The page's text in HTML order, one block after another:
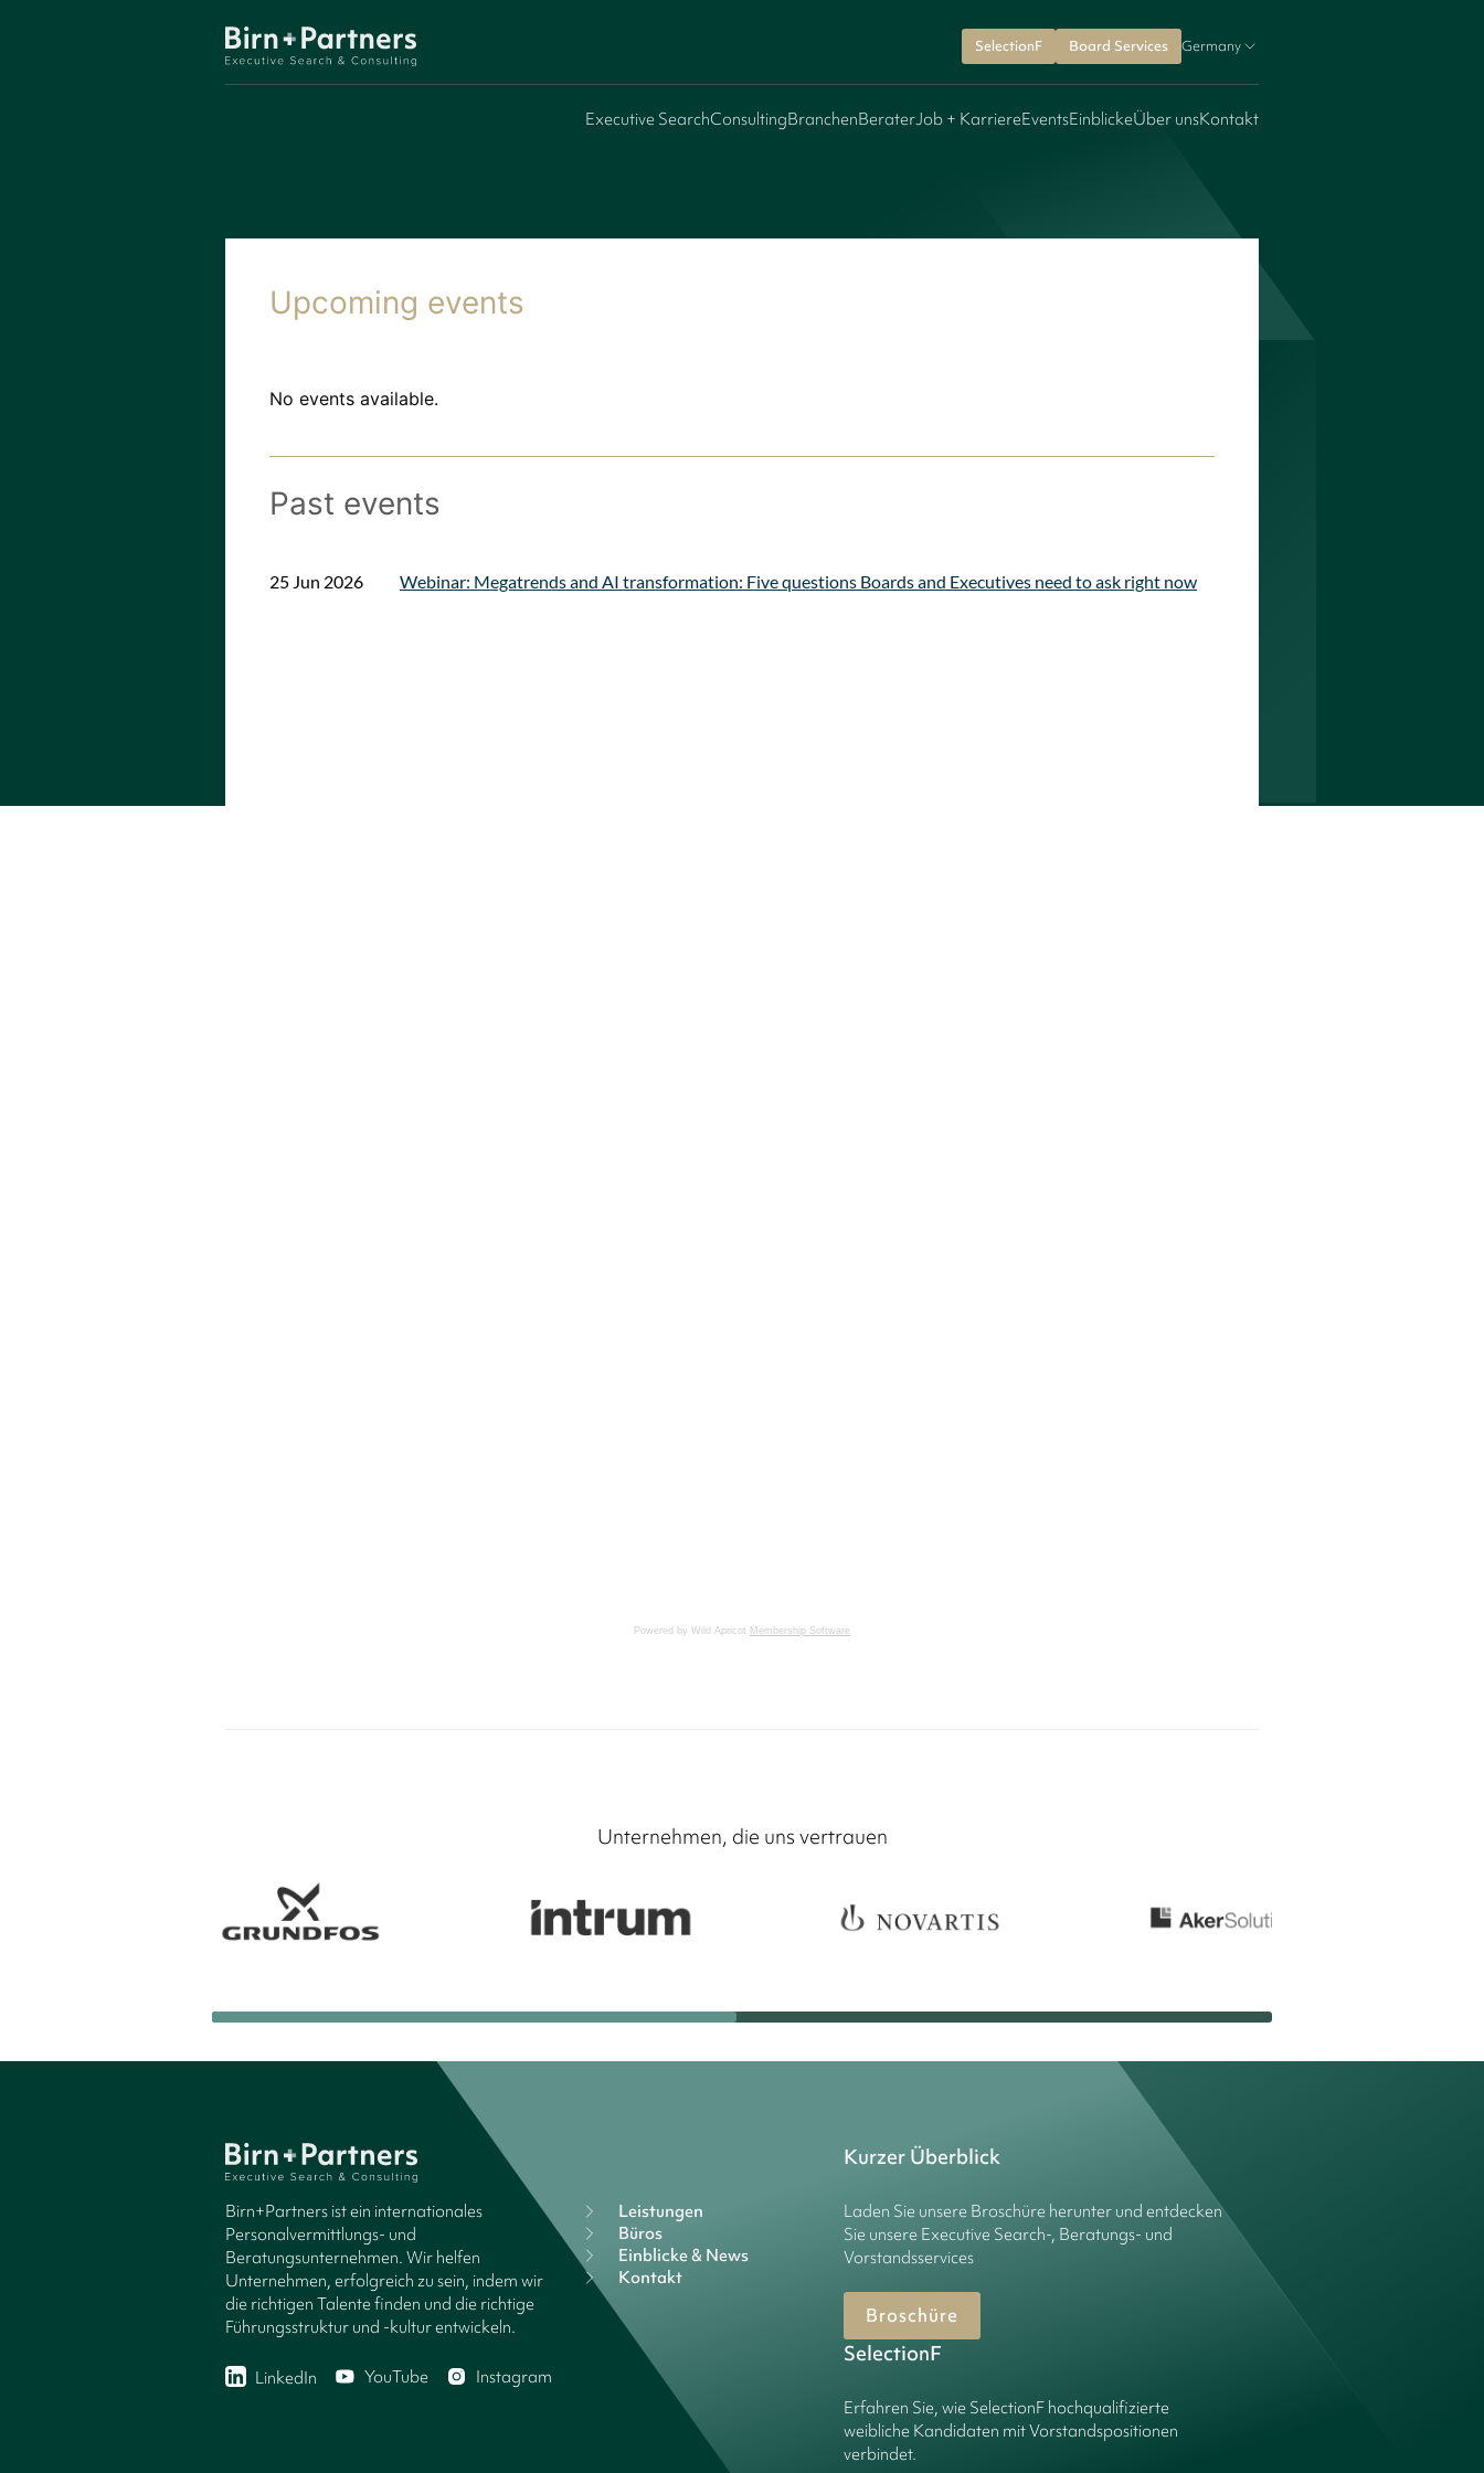
SelectionF Board Services Germany
Executive SearchConsultingBranchenBeraterJob + KarriereEventsEinblickeÜber unsKontakt
Powered by Wild Apricot Membership Software
Unternehmen, die uns vertrauen
Birn+Partners ist ein internationales
Personalvermittlungs- und
Beratungsunternehmen. Wir helfen
Unternehmen, erfolgreich zu sein, indem wir
die richtigen Talente finden und die richtige
Führungsstruktur und -kultur entwickeln.
LinkedIn YouTube Instagram
Leistungen
Büros
Einblicke & News
Kontakt
Kurzer Überblick
Laden Sie unsere Broschüre herunter und entdecken
Sie unsere Executive Search-, Beratungs- und
Vorstandsservices
Broschüre
SelectionF
Erfahren Sie, wie SelectionF hochqualifizierte
weibliche Kandidaten mit Vorstandspositionen
verbindet.